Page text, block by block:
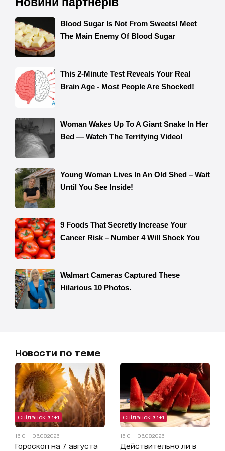
Новости по теме
Сніданок з 1+1
16:01 | 06.08.2026
Гороскоп на 7 августа
Сніданок з 1+1
15:01 | 06.08.2026
Действительно ли в